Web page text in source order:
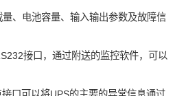
、电池容量、输入输出参数及故障信
接口，通过附送的监控软件，可以